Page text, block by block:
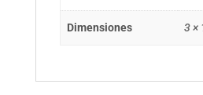
Dimensiones 3 ×